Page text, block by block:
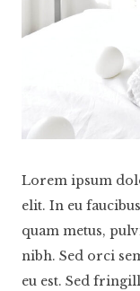
Lorem ipsum
elit. In eu
quam metus,
nibh. Sed orci
eu est. Sed